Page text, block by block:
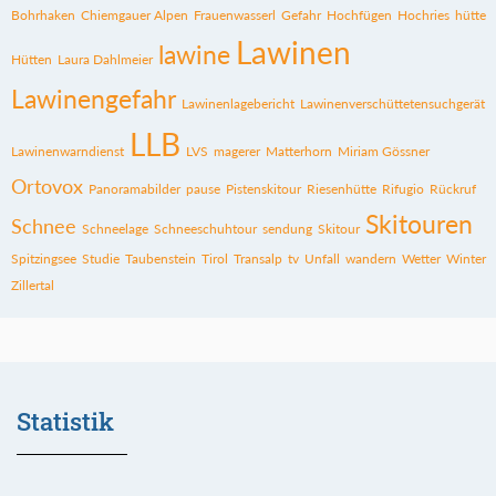
Bohrhaken Chiemgauer Alpen Frauenwasserl Gefahr Hochfügen Hochries hütte
Hütten Laura Dahlmeier lawine Lawinen
Lawinengefahr Lawinenlagebericht Lawinenverschüttetensuchgerät
Lawinenwarndienst LLB LVS magerer Matterhorn Miriam Gössner
Ortovox Panoramabilder pause Pistenskitour Riesenhütte Rifugio Rückruf
Schnee Schneelage Schneeschuhtour sendung Skitour Skitouren
Spitzingsee Studie Taubenstein Tirol Transalp tv Unfall wandern Wetter Winter
Zillertal
Statistik